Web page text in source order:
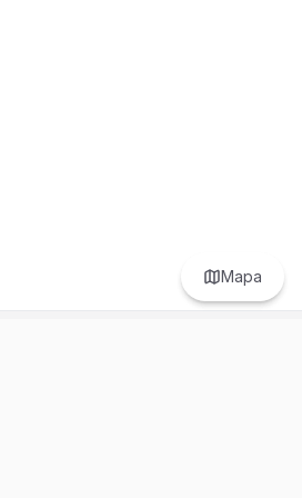
Mapa